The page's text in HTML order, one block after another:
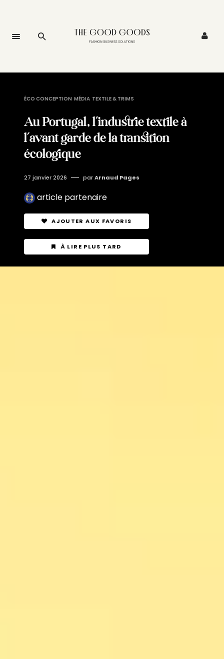
ÉCO CONCEPTION MÉDIA TEXTILE & TRIMS
Au Portugal, l’industrie textile à
l’avant garde de la transition
écologique
27 janvier 2026 parArnaud Pages
article partenaire
AJOUTER AUX FAVORIS
À LIRE PLUS TARD